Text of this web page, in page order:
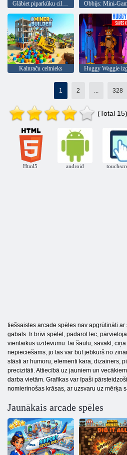
Kalnraču celtnieks
1 2 328
(Total 15)
Html5 android
tiešsaistes arcade spēles nav apgrūtināti
gabals. Ir brīvi spēlēt, padarot lec,
vienlaikus uzdevumu: lai šautu, savākt,
nepieciešams, jo tas var būt jebkurš no
stāsti ar humoru, elementi kara, dizainers,
precizitāti. Attiecībā uz jauniem un
darba vietām. Grafikas var īpaši
nomierinošas krāsas, ar uzsvaru uz mērķa
Jaunākais arcade spēles